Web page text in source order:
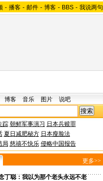
- 播客 - 邮件 - 博客 - BBS - 我说两句
博客 音乐 图片 说吧
踪 朝鲜军事演习 日本兵赎罪
夏日减肥秘方 日本瘦脸法
局 慈禧不快乐 侵略中国报告
更多>>
丁聪：我以为那个老头永远不老